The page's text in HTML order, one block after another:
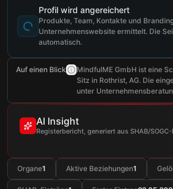
Profil wird angereichert
Produkte, Team, Kontakte und
Unternehmenswebsite ermittelt. Die
automatisch.
Auf einen Blick
MindfulME GmbH ist eine
Sitz in Rothrist, AG. Die
unter
AI Insight
Registerbericht, generiert aus SHAB/SOGC-
Organe1 Aktive Beziehungen1